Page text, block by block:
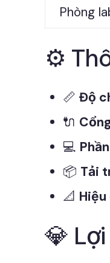
Phòng
⚙️
📏 Độ
🔌
💻
📦 Tải
📐
💎